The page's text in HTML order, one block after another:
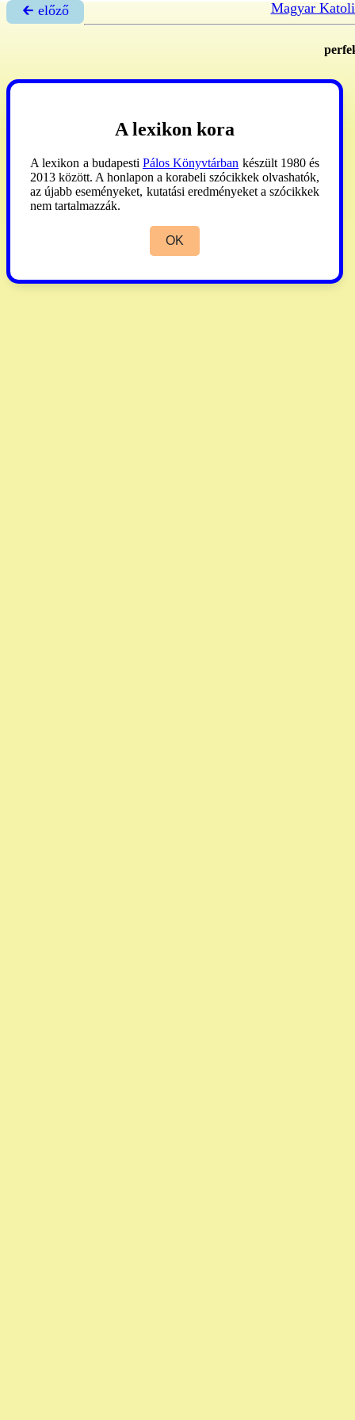
🡰 előző Magyar
A lexikon kora
A lexikon a budapesti Pálos Könyvtárban készült 1980 és
2013 között. A honlapon a korabeli szócikkek olvashatók,
az újabb eseményeket, kutatási eredményeket a szócikkek
nem tartalmazzák.
OK